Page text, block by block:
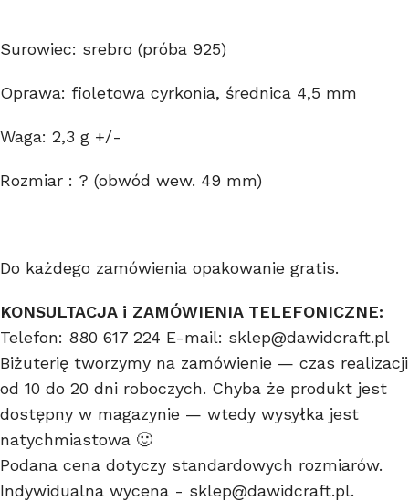
Surowiec: srebro (próba 925)
Oprawa: fioletowa cyrkonia, średnica 4,5 mm
Waga: 2,3 g +/-
Rozmiar : ? (obwód wew. 49 mm)
Do każdego zamówienia opakowanie gratis.
KONSULTACJA i ZAMÓWIENIA TELEFONICZNE:
Telefon: 880 617 224 E-mail: sklep@dawidcraft.pl
Biżuterię tworzymy na zamówienie — czas realizacji
od 10 do 20 dni roboczych. Chyba że produkt jest
dostępny w magazynie — wtedy wysyłka jest
natychmiastowa 🙂
Podana cena dotyczy standardowych rozmiarów.
Indywidualna wycena - sklep@dawidcraft.pl.